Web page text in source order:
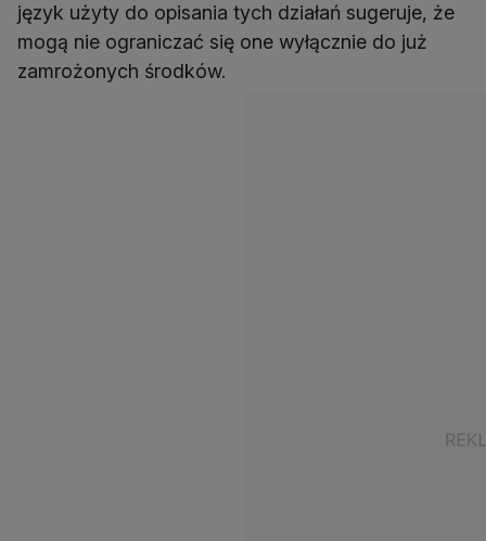
język użyty do opisania tych działań sugeruje, że
mogą nie ograniczać się one wyłącznie do już
zamrożonych środków.